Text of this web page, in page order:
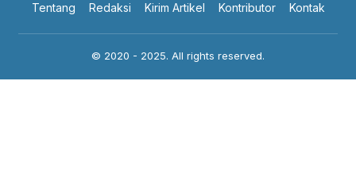
Tentang Redaksi Kirim Artikel Kontributor Kontak
© 2020 - 2025. All rights reserved.